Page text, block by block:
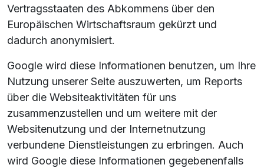
Vertragsstaaten des Abkommens über den
Europäischen Wirtschaftsraum gekürzt und
dadurch anonymisiert.
Google wird diese Informationen benutzen, um Ihre
Nutzung unserer Seite auszuwerten, um Reports
über die Websiteaktivitäten für uns
zusammenzustellen und um weitere mit der
Websitenutzung und der Internetnutzung
verbundene Dienstleistungen zu erbringen. Auch
wird Google diese Informationen gegebenenfalls